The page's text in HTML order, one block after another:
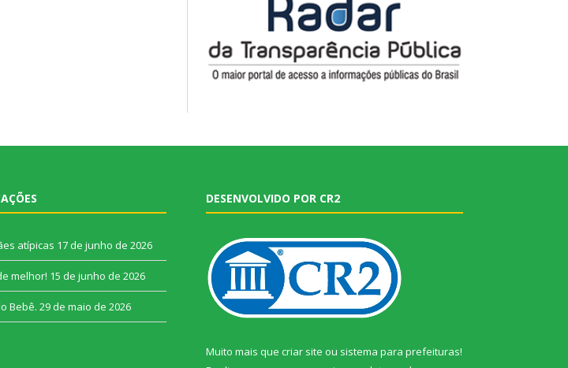
atípicas 17 de junho de 2026
melhor! 15 de junho de 2026
Bebê. 29 de maio de 2026
DESENVOLVIDO POR CR2
Muito mais que criar site ou sistema para prefeituras!